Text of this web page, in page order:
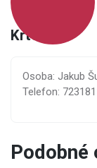
Krteček
Osoba: Jakub
Telefon:
Podobné